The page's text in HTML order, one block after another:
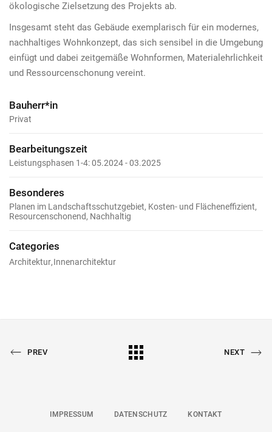
ökologische Zielsetzung des Projekts ab.
Insgesamt steht das Gebäude exemplarisch für ein modernes,
nachhaltiges Wohnkonzept, das sich sensibel in die Umgebung
einfügt und dabei zeitgemäße Wohnformen, Materialehrlichkeit
und Ressourcenschonung vereint.
Bauherr*in
Privat
Bearbeitungszeit
Leistungsphasen 1-4: 05.2024 - 03.2025
Besonderes
Planen im Landschaftsschutzgebiet, Kosten- und Flächeneffizient,
Resourcenschonend, Nachhaltig
Categories
Architektur Innenarchitektur
PREVIOUS
PREV
All
NEXT
NEXT
IMPRESSUM DATENSCHUTZ KONTAKT